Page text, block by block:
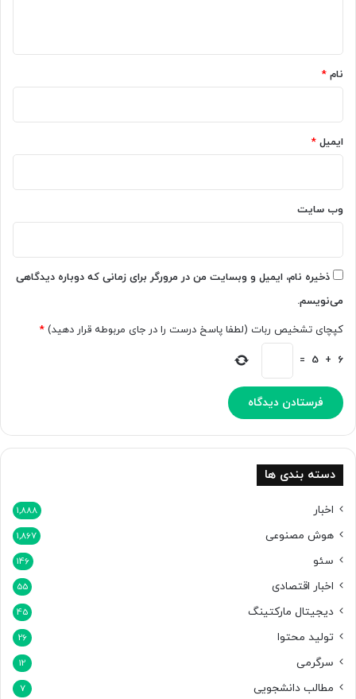
ا
ط
ر
ع
ص
ب
ت
ژ
د
ی
ح
و
م
د
د
ه
گ
و
ل
ا
ض
ف
م
ش
و
نام *
ایمیل *
وب‌ سایت
ذخیره نام، ایمیل و وبسایت من در مرورگر برای زمانی که دوباره دیدگاهی
می‌نویسم.
کپچای تشخیص ربات (لطفا پاسخ درست را در جای مربوطه قرار دهید) *
6
+
5
=
دسته بندی ها
اخبار 1,888
هوش مصنوعی 1,867
سئو 146
اخبار اقتصادی 55
دیجیتال مارکتینگ 45
تولید محتوا 26
سرگرمی 12
مطالب دانشجویی 7